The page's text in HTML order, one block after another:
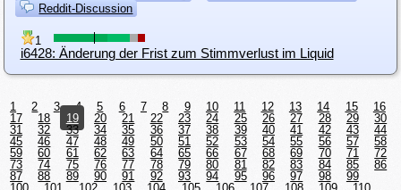
Reddit-Discussion
1
i6428: Änderung der Frist zum Stimmverlust im Liquid
1 2 3 4 5 6 7 8 9 10 11 12 13 14 15
16
17
18 19 20 21 22 23 24 25 26 27 28 29
30
31
32 33 34 35 36 37 38 39 40 41 42 43
44
45
46 47 48 49 50 51 52 53 54 55 56 57
58
59
60 61 62 63 64 65 66 67 68 69 70 71
72
73
74 75 76 77 78 79 80 81 82 83 84 85
86
87
88 89 90 91 92 93 94 95 96 97 98
99